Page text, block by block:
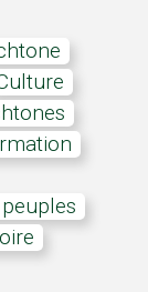
Culture
peuples